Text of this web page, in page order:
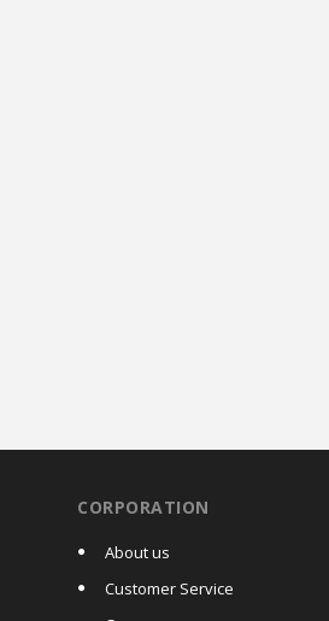
CORPORATION
About us
Customer Service